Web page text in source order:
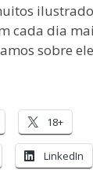
cada dia
sobre
18+
LinkedIn